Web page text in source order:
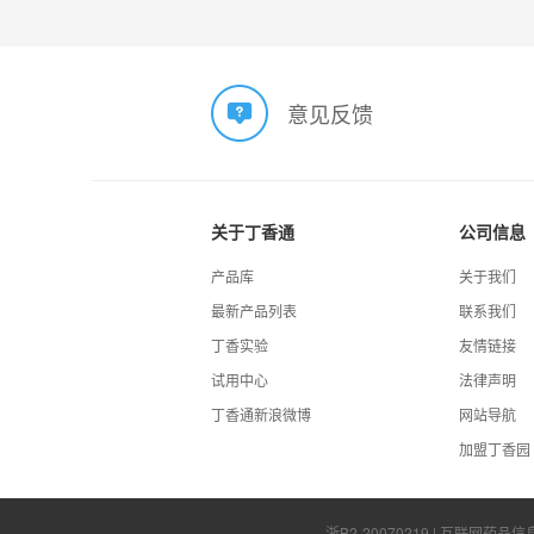
意见反馈
关于丁香通
产品库
最新产品列表
丁香实验
试用中心
丁香通新浪微博
公司信息
关于我们
联系我们
友情链接
法律声明
网站导航
加盟丁香园